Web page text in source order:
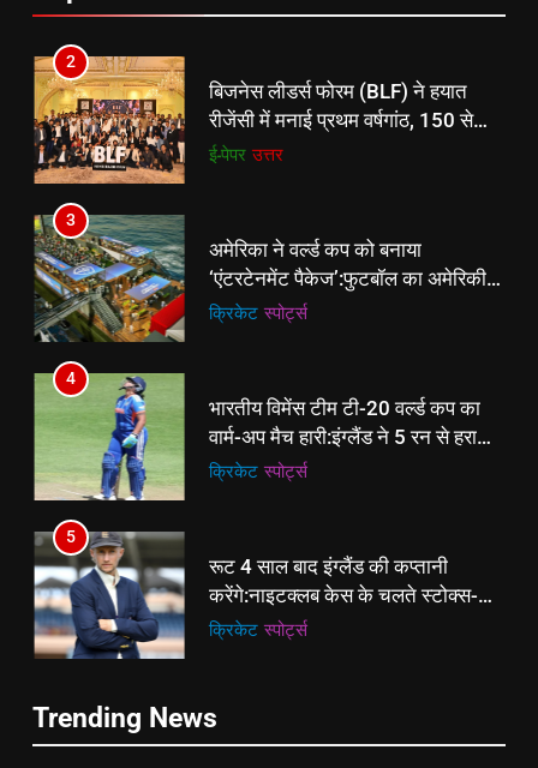
2
बिजनेस लीडर्स फोरम (BLF) ने हयात
रीजेंसी में मनाई प्रथम वर्षगांठ, 150 से
अधिक उद्योगपति एवं पेशेवर हुए शामिल
ई-पेपर उत्तर
3
अमेरिका ने वर्ल्ड कप को बनाया
‘एंटरटेनमेंट पैकेज’:फुटबॉल का अमेरिकी
मेकओवर, कई मेगा कॉन्सर्ट; मशहूर हस्तियों
क्रिकेट ‎स्पोर्ट्स
4
भारतीय विमेंस टीम टी-20 वर्ल्ड कप का
वार्म-अप मैच हारी:इंग्लैंड ने 5 रन से हराया;
ऋचा घोष की फिफ्टी बेकार
क्रिकेट ‎स्पोर्ट्स
5
रूट 4 साल बाद इंग्लैंड की कप्तानी
करेंगे:नाइटक्लब केस के चलते स्टोक्स-
एटकिंसन दूसरे टेस्ट से बाहर; आर्चर की
क्रिकेट ‎स्पोर्ट्स
अररिया में ‘जीरो ऑफिस डे’ अभियान
Trending News
5
रूट 4 साल बाद इंग्लैंड की कप्तानी